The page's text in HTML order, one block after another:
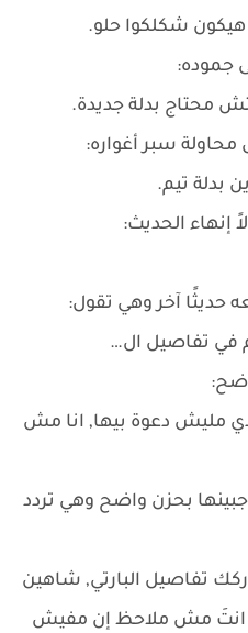
شكلكوا حلو.
جموده:
محتاج بدلة جديدة.
سبر أغواره:
بدلة تيم.
إنهاء الحديث:
حديثًا آخر وهي تقول:
في تفاصيل ال…
مليش دعوة بيها, انا مش
بحزن واضح وهي تردد
تفاصيل البارتي, شاهين
انتَ مش ملاحظ إن مفيش